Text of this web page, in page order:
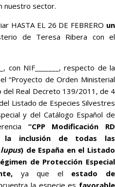
nuestro sector.
HASTA EL 26 DE FEBRERO un
de Teresa Ribera con el
con NIF_______, respecto de la
“Proyecto de Orden Ministerial
del Real Decreto 139/2011, de 4
Listado de Especies Silvestres
y del Catálogo Español de
“CPP Modificación RD
la inclusión de todas las
) de España en el Listado
de Protección Especial
ya que el estado de
la especie es favorable